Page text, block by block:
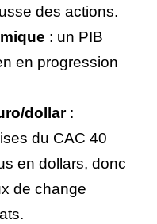
des actions.
: un PIB
en progression
dollar:
du CAC 40
en dollars, donc
de change